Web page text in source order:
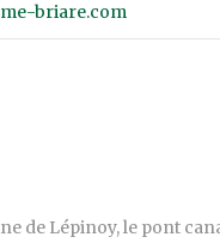
briare.com
de Lépinoy, le pont